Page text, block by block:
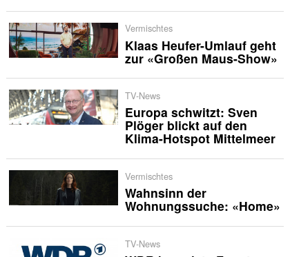
Vermischtes
Klaas Heufer-Umlauf geht
zur «Großen Maus-Show»
TV-News
Europa schwitzt: Sven
Plöger blickt auf den
Klima-Hotspot Mittelmeer
Vermischtes
Wahnsinn der
Wohnungssuche: «Home»
TV-News